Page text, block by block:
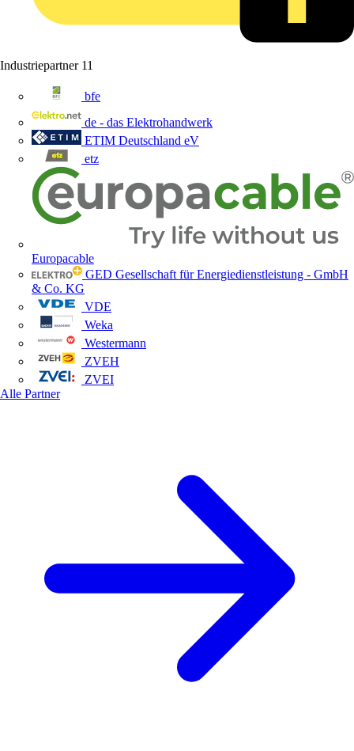
Industriepartner 11
bfe
de - das Elektrohandwerk
ETIM Deutschland eV
etz
Europacable
GED Gesellschaft für Energiedienstleistung - GmbH
& Co. KG
VDE
Weka
Westermann
ZVEH
ZVEI
Alle Partner